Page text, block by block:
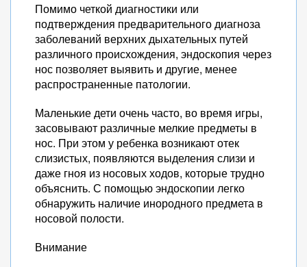
Помимо четкой диагностики или
подтверждения предварительного диагноза
заболеваний верхних дыхательных путей
различного происхождения, эндоскопия через
нос позволяет выявить и другие, менее
распространенные патологии.
Маленькие дети очень часто, во время игры,
засовывают различные мелкие предметы в
нос. При этом у ребенка возникают отек
слизистых, появляются выделения слизи и
даже гноя из носовых ходов, которые трудно
объяснить. С помощью эндоскопии легко
обнаружить наличие инородного предмета в
носовой полости.
Внимание